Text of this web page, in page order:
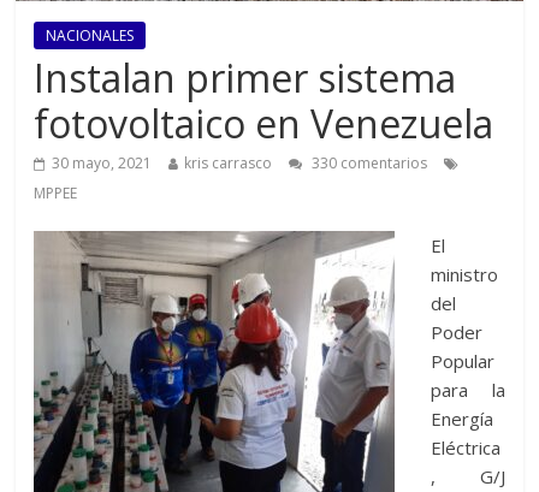
NACIONALES
Instalan primer sistema
fotovoltaico en Venezuela
30 mayo, 2021 kris carrasco
330 comentarios
MPPEE
El
ministro
del
Poder
Popular
para la
Energía
Eléctrica
, G/J